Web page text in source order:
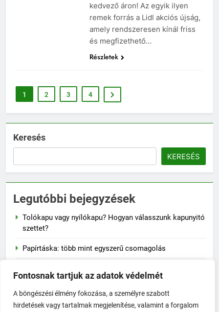
Fontosnak tartjuk az adatok védelmét
A böngészési élmény fokozása, a személyre szabott
hirdetések vagy tartalmak megjelenítése, valamint a forgalom
kedvező áron! Az egyik ilyen
remek forrás a Lidl akciós újság,
amely rendszeresen kínál friss
és megfizethető…
Részletek
1 2 3 4
Keresés
KERESÉS
Legutóbbi bejegyzések
Tolókapu vagy nyílókapu? Hogyan válasszunk kapunyitó
szettet?
Papírtáska: több mint egyszerű csomagolás
falon
A szalvéta fontossága a mindennapi életben